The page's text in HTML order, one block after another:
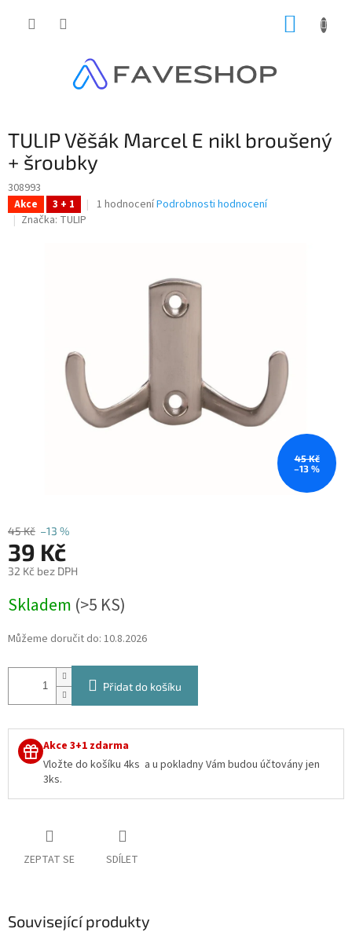
TULIP Věšák Marcel E nikl broušený
+ šroubky
308993
Akce 3 + 1
Průměrné
1 hodnoceníPodrobnosti hodnocení
Značka: TULIP
45 Kč
–13 %
45 Kč –13 %
39 Kč
32 Kč bez DPH
cena:
Skladem (>5 KS)
Můžeme doručit do: 10.8.2026
Přidat do košíku
Akce 3+1 zdarma
Vložte do košíku 4ks a u pokladny Vám budou účtovány jen
3ks.
ZEPTAT SE SDÍLET
Související produkty